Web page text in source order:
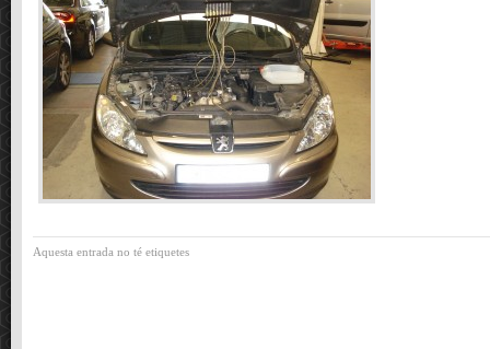
Aquesta entrada no té etiquetes